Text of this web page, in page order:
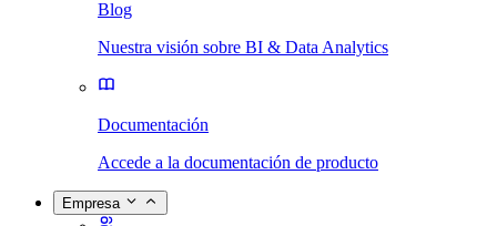
Blog
Nuestra visión sobre BI & Data Analytics
Documentación
Accede a la documentación de producto
Empresa